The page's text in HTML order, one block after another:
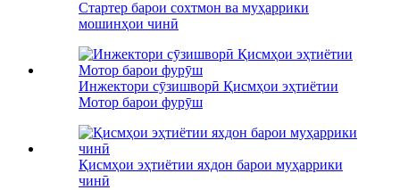
Стартер барои сохтмон ва муҳаррики
мошинҳои чинӣ
Инжектори сӯзишворӣ Қисмҳои эҳтиётии
Мотор барои фурӯш
Қисмҳои эҳтиётии яхдон барои муҳаррики
чинӣ